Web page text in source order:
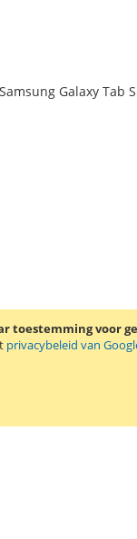
toestemming voor
privacybeleid van
Galaxy Tab